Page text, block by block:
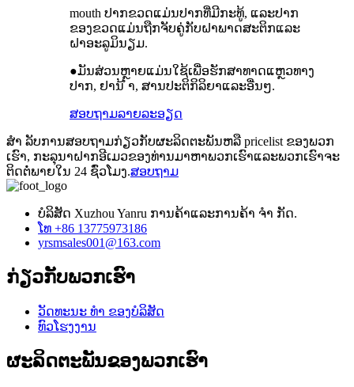
mouth ປາກຂວດແມ່ນປາກທີ່ມີກະທູ້, ແລະປາກ
ຂອງຂວດແມ່ນຖືກຈັບຄູ່ກັບຝາພາດສະຕິກແລະ
ຝາອະລູມິນຽມ.
●ມັນສ່ວນຫຼາຍແມ່ນໃຊ້ເພື່ອຮັກສາທາດແຫຼວທາງ
ປາກ, ຢານ້ ຳ, ສານປະຕິກິລິຍາແລະອື່ນໆ.
ສອບຖາມລາຍລະອຽດ
ສຳ ລັບການສອບຖາມກ່ຽວກັບຜະລິດຕະພັນຫລື pricelist ຂອງພວກ
ເຮົາ, ກະລຸນາຝາກອີເມວຂອງທ່ານມາຫາພວກເຮົາແລະພວກເຮົາຈະ
ຕິດຕໍ່ພາຍໃນ 24 ຊົ່ວໂມງ.ສອບຖາມ
ບໍລິສັດ Xuzhou Yanru ການຄ້າແລະການຄ້າ ຈຳ ກັດ.
ໂທ +86 13775973186
yrsmsales001@163.com
ກ່ຽວ​ກັບ​ພວກ​ເຮົາ
ວັດທະນະ ທຳ ຂອງບໍລິສັດ
ທົວໂຮງງານ
ຜະລິດຕະພັນຂອງພວກເຮົາ